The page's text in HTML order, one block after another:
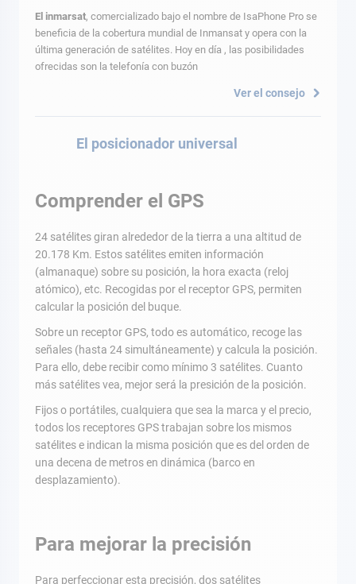
El inmarsat, comercializado bajo el nombre de IsaPhone Pro se
beneficia de la cobertura mundial de Inmansat y opera con la
última generación de satélites. Hoy en día , las posibilidades
ofrecidas son la telefonía con buzón
Ver el consejo
El posicionador universal
Comprender el GPS
24 satélites giran alrededor de la tierra a una altitud de
20.178 Km. Estos satélites emiten información
(almanaque) sobre su posición, la hora exacta (reloj
atómico), etc. Recogidas por el receptor GPS, permiten
calcular la posición del buque.
Sobre un receptor GPS, todo es automático, recoge las
señales (hasta 24 simultáneamente) y calcula la posición.
Para ello, debe recibir como mínimo 3 satélites. Cuanto
más satélites vea, mejor será la presición de la posición.
Fijos o portátiles, cualquiera que sea la marca y el precio,
todos los receptores GPS trabajan sobre los mismos
satélites e indican la misma posición que es del orden de
una decena de metros en dinámica (barco en
desplazamiento).
Para mejorar la precisión
Para perfeccionar esta precisión, dos satélites